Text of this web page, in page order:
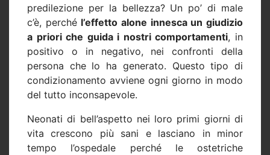
predilezione per la bellezza? Un po’ di male
c’è, perché l’effetto alone innesca un giudizio
a priori che guida i nostri comportamenti, in
positivo o in negativo, nei confronti della
persona che lo ha generato. Questo tipo di
condizionamento avviene ogni giorno in modo
del tutto inconsapevole.
Neonati di bell’aspetto nei loro primi giorni di
vita crescono più sani e lasciano in minor
tempo l’ospedale perché le ostetriche